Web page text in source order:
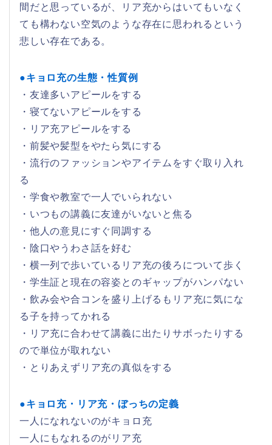
間だと思っているが、リア充からはいてもいなく
ても構わない空気のような存在に思われるという
悲しい存在である。
●キョロ充の生態・性質例
・友達多いアピールをする
・寝てないアピールをする
・リア充アピールをする
・前髪や髪型をやたら気にする
・流行のファッションやアイテムをすぐ取り入れ
る
・学食や教室で一人でいられない
・いつもの講義に友達がいないと焦る
・他人の意見にすぐ同調する
・陰口やうわさ話を好む
・横一列で歩いているリア充の後ろについて歩く
・学生証と現在の容姿とのギャップがハンパない
・飲み会や合コンを盛り上げるもリア充に気にな
る子を持ってかれる
・リア充に合わせて講義に出たりサボったりする
ので単位が取れない
・とりあえずリア充の真似をする
●キョロ充・リア充・ぼっちの定義
一人になれないのがキョロ充
一人にもなれるのがリア充